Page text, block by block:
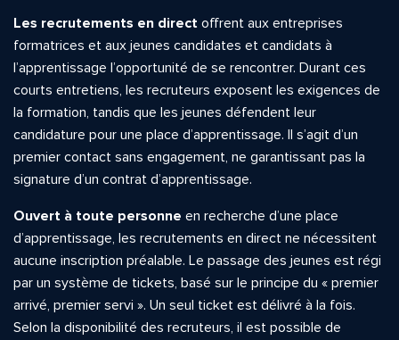
Les recrutements en direct offrent aux entreprises
formatrices et aux jeunes candidates et candidats à
l’apprentissage l’opportunité de se rencontrer. Durant ces
courts entretiens, les recruteurs exposent les exigences de
la formation, tandis que les jeunes défendent leur
candidature pour une place d’apprentissage. Il s’agit d’un
premier contact sans engagement, ne garantissant pas la
signature d’un contrat d’apprentissage.
Ouvert à toute personne en recherche d’une place
d’apprentissage, les recrutements en direct ne nécessitent
aucune inscription préalable. Le passage des jeunes est régi
par un système de tickets, basé sur le principe du « premier
arrivé, premier servi ». Un seul ticket est délivré à la fois.
Selon la disponibilité des recruteurs, il est possible de